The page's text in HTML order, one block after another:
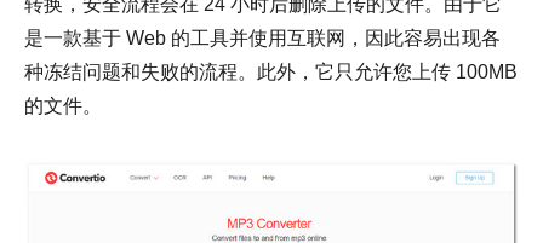
转换，安全流程会在 24 小时后删除上传的文件。由于它
是一款基于 Web 的工具并使用互联网，因此容易出现各
种冻结问题和失败的流程。此外，它只允许您上传 100MB
的文件。